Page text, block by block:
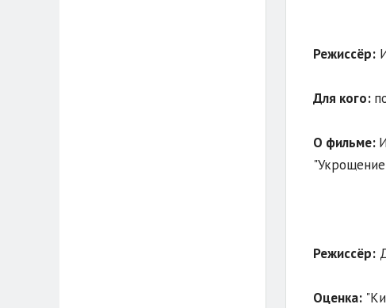
Режиссёр:
Для кого:
О фильме:
Режиссёр:
Оценка: